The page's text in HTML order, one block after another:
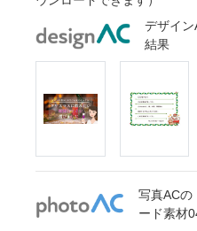
デザイ
結果
写真AC
ード素材